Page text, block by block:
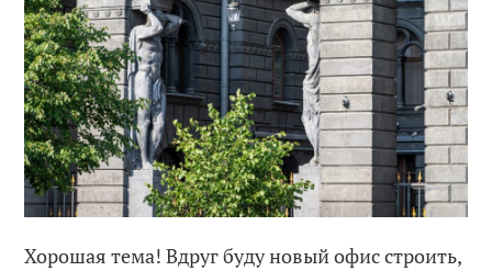
Хорошая тема! Вдруг буду новый офис строить,